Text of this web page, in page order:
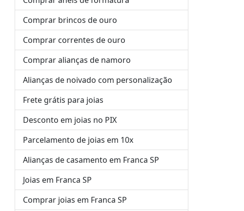
Comprar brincos de ouro
Comprar correntes de ouro
Comprar alianças de namoro
Alianças de noivado com personalização
Frete grátis para joias
Desconto em joias no PIX
Parcelamento de joias em 10x
Alianças de casamento em Franca SP
Joias em Franca SP
Comprar joias em Franca SP